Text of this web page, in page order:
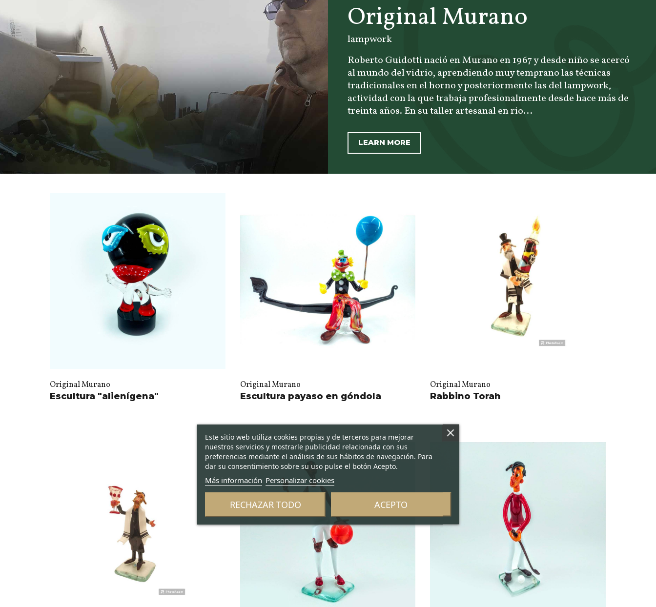
Original Murano
lampwork
Roberto Guidotti nació en Murano en 1967 y desde niño se acercó
al mundo del vidrio, aprendiendo muy temprano las técnicas
tradicionales en el horno y posteriormente las del lampwork,
actividad con la que trabaja profesionalmente desde hace más de
treinta años. En su taller artesanal en rio...
LEARN MORE
Original Murano
Escultura "alienígena"
Original Murano
Escultura payaso en góndola
Original Murano
Rabbino Torah
Este sitio web utiliza cookies propias y de terceros para mejorar
nuestros servicios y mostrarle publicidad relacionada con sus
preferencias mediante el análisis de sus hábitos de navegación. Para
dar su consentimiento sobre su uso pulse el botón Acepto.
Más información Personalizar cookies
RECHAZAR TODO ACEPTO